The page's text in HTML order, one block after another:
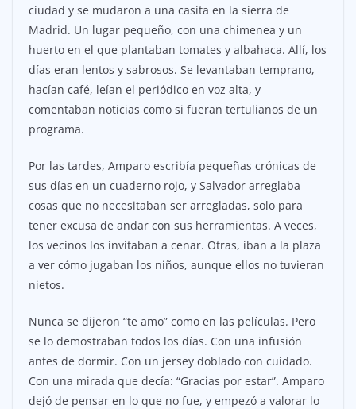
ciudad y se mudaron a una casita en la sierra de
Madrid. Un lugar pequeño, con una chimenea y un
huerto en el que plantaban tomates y albahaca. Allí, los
días eran lentos y sabrosos. Se levantaban temprano,
hacían café, leían el periódico en voz alta, y
comentaban noticias como si fueran tertulianos de un
programa.
Por las tardes, Amparo escribía pequeñas crónicas de
sus días en un cuaderno rojo, y Salvador arreglaba
cosas que no necesitaban ser arregladas, solo para
tener excusa de andar con sus herramientas. A veces,
los vecinos los invitaban a cenar. Otras, iban a la plaza
a ver cómo jugaban los niños, aunque ellos no tuvieran
nietos.
Nunca se dijeron “te amo” como en las películas. Pero
se lo demostraban todos los días. Con una infusión
antes de dormir. Con un jersey doblado con cuidado.
Con una mirada que decía: “Gracias por estar”. Amparo
dejó de pensar en lo que no fue, y empezó a valorar lo